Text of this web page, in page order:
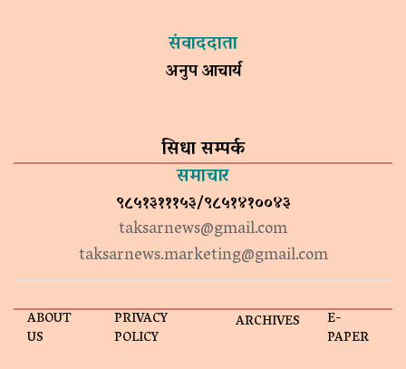
संवाददाता
अनुप आचार्य
सिधा सम्पर्क
समाचार
९८५१३१११५३/९८५१४१००४३
taksarnews@gmail.com
taksarnews.marketing@gmail.com
ABOUT
US
PRIVACY
POLICY
ARCHIVES E-
PAPER